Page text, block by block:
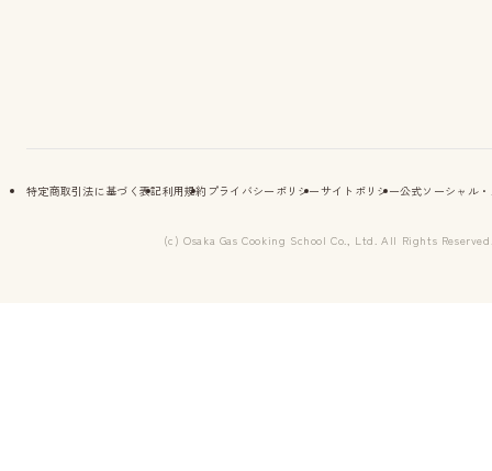
特定商取引法に基づく表記利用規約 プライバシーポリシーサイトポリシー公式ソーシャル
(c) Osaka Gas Cooking School Co., Ltd. All Rights